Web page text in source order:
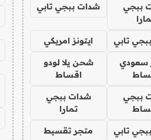
ببجي
شدات ببجي تابي
تابي ايتونز امريكي
سعودي
شحن يلا لودو
اقساط
ببجي
شدات ببجي
تمارا
تابي متجر تقسيط